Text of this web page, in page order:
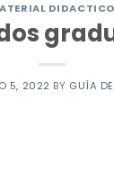
DIDACTICO
5, 2022 BY GUÍA